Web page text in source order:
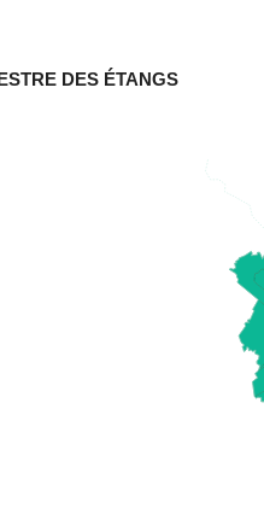
DES ÉTANGS